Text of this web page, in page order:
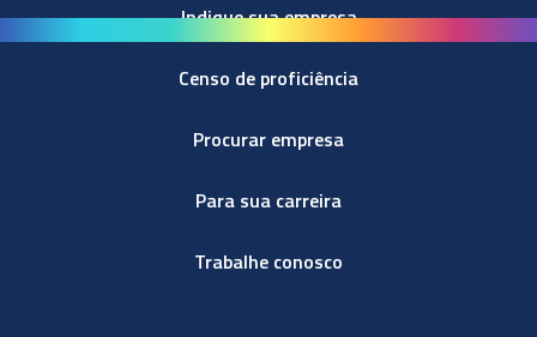
Indique sua empresa
Censo de proficiência
Procurar empresa
Para sua carreira
Trabalhe conosco